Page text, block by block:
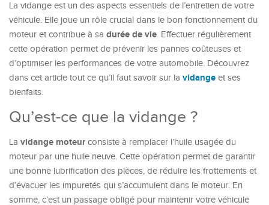
La vidange est un des aspects essentiels de l’entretien de votre
véhicule. Elle joue un rôle crucial dans le bon fonctionnement du
moteur et contribue à sa durée de vie. Effectuer régulièrement
cette opération permet de prévenir les pannes coûteuses et
d’optimiser les performances de votre automobile. Découvrez
dans cet article tout ce qu’il faut savoir sur la vidange et ses
bienfaits.
Qu’est-ce que la vidange ?
La vidange moteurconsiste à remplacer l’huile usagée du
moteur par une huile neuve. Cette opération permet de garantir
une bonne lubrification des pièces, de réduire les frottements et
d’évacuer les impuretés qui s’accumulent dans le moteur. En
somme, c’est un passage obligé pour maintenir votre véhicule